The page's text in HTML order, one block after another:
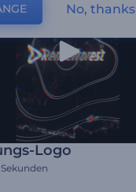
Logo
Sekunden
No, thanks